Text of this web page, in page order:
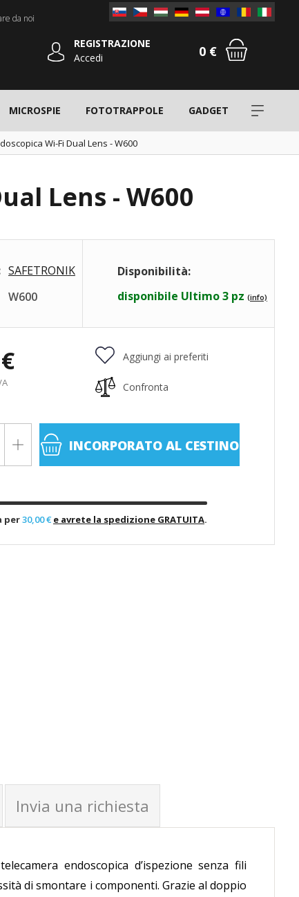
da noi
REGISTRAZIONE
Accedi
0 €
MICROSPIE FOTOTRAPPOLE GADGET
Wi-Fi Dual Lens - W600
Lens - W600
SAFETRONIK
W600
Disponibilità:
disponibile Ultimo 3 pz (info)
Aggiungi ai preferiti
Confronta
INCORPORATO AL CESTINO
per30,00 € e avrete la spedizione GRATUITA.
Invia una richiesta
endoscopica d’ispezione senza fili
di smontare i componenti. Grazie al doppio